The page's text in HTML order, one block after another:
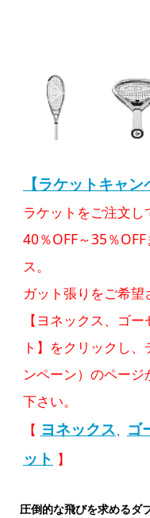
【ラケットキャン
ラケットをご注文し
40％OFF～35％
ス。
ガット張りをご希
【ヨネックス、ゴ
ト】をクリックし
ンペーン）のペー
下さい。
【 ヨネックス、 ゴ
ット 】
圧倒的な飛びを求めるダ